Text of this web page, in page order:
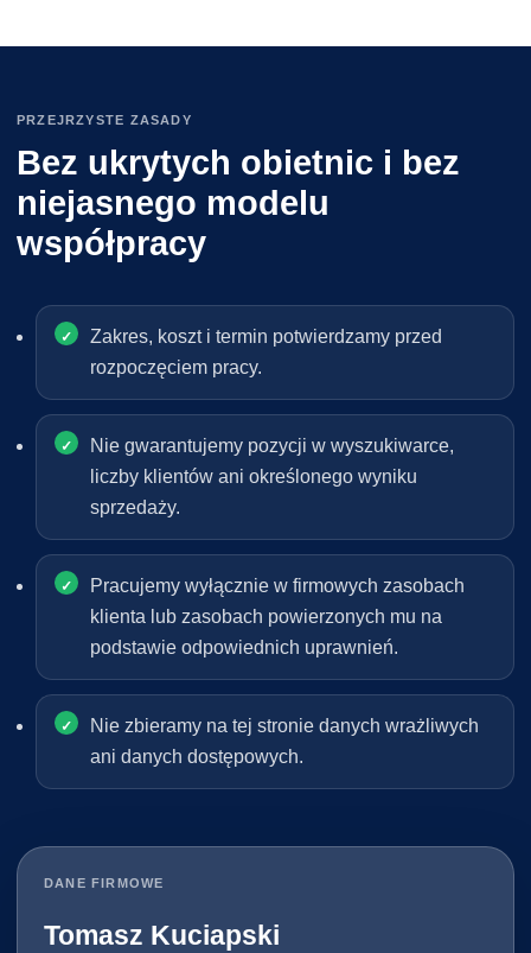
PRZEJRZYSTE ZASADY
Bez ukrytych obietnic i bez
niejasnego modelu
współpracy
Zakres, koszt i termin potwierdzamy przed
rozpoczęciem pracy.
Nie gwarantujemy pozycji w wyszukiwarce,
liczby klientów ani określonego wyniku
sprzedaży.
Pracujemy wyłącznie w firmowych zasobach
klienta lub zasobach powierzonych mu na
podstawie odpowiednich uprawnień.
Nie zbieramy na tej stronie danych wrażliwych
ani danych dostępowych.
DANE FIRMOWE
Tomasz Kuciapski